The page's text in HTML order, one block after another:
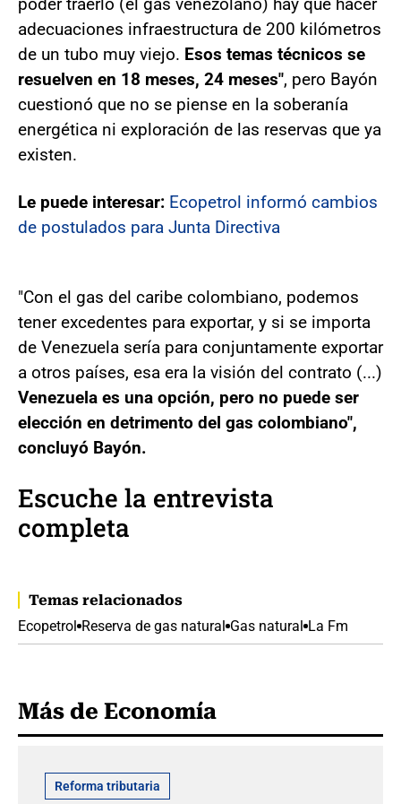
adecuaciones infraestructura de 200 kilómetros
de un tubo muy viejo. Esos temas técnicos se
resuelven en 18 meses, 24 meses", pero Bayón
cuestionó que no se piense en la soberanía
energética ni exploración de las reservas que ya
existen.
Le puede interesar: Ecopetrol informó cambios
de postulados para Junta Directiva
"Con el gas del caribe colombiano, podemos
tener excedentes para exportar, y si se importa
de Venezuela sería para conjuntamente exportar
a otros países, esa era la visión del contrato (...)
Venezuela es una opción, pero no puede ser
elección en detrimento del gas colombiano",
concluyó Bayón.
Escuche la entrevista
completa
Temas relacionados
Ecopetrol Reserva de gas natural Gas natural La Fm
Más de Economía
Reforma tributaria